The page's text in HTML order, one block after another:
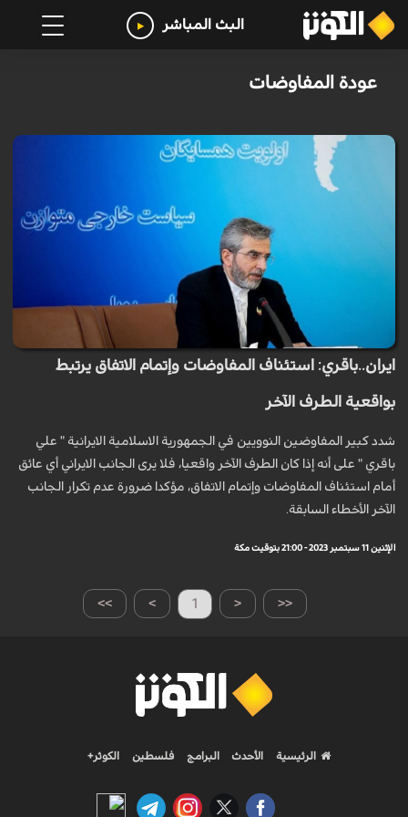
البث المباشر
عودة المفاوضات
ايران..باقري: استئناف المفاوضات وإتمام الاتفاق يرتبط
بواقعية الطرف الآخر
شدد کبیر المفاوضین النوويین في الجمهورية الاسلامية الايرانية " علي
باقري " على أنه إذا كان الطرف الآخر واقعيا، فلا يرى الجانب الايراني أي عائق
أمام استئناف المفاوضات وإتمام الاتفاق، مؤكدا ضرورة عدم تكرار الجانب
الآخر الأخطاء السابقة.
الإثنين 11 سبتمبر 2023 - 21:00 بتوقيت مكة
>> > 1 < <<
الرئيسية الأحدث البرامج فلسطين الكوثر+